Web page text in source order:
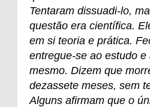
Tentaram dissuadi-lo,
questão era científica.
em si teoria e prática.
entregue-se ao estudo e
mesmo. Dizem que
dezassete meses, sem
Alguns afirmam que o